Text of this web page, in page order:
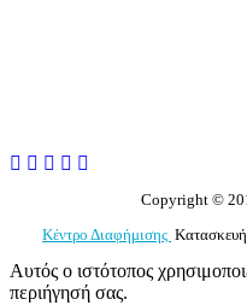
Copyright ©
Κέντρο Διαφήμισης Κατασκευή
Αυτός ο ιστότοπος
περιήγησή σας.